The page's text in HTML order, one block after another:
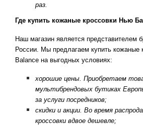
раз.
Где купить кожаные кроссовки Нью
Наш магазин является представителем
России. Мы предлагаем купить кожаные
Balance на выгодных условиях:
хорошие цены. Приобретаем
мультибрендовых бутиках
за услуги посредников;
скидки и акции. Во время
кроссовки вдвое дешевле;